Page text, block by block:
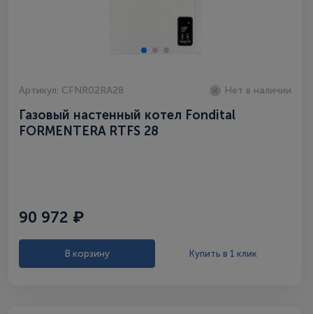
Артикул: CFNR02RA28 Нет в наличии
Газовый настенный котел Fondital
FORMENTERA RTFS 28
90 972 ₽
В корзину Купить в 1 клик